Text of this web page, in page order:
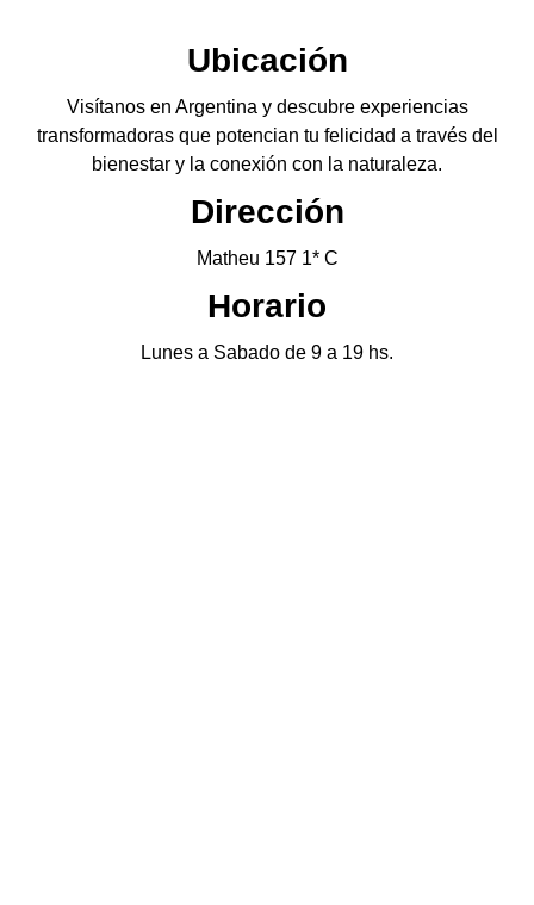
Ubicación
Visítanos en Argentina y descubre experiencias
transformadoras que potencian tu felicidad a través del
bienestar y la conexión con la naturaleza.
Dirección
Matheu 157 1* C
Horario
Lunes a Sabado de 9 a 19 hs.